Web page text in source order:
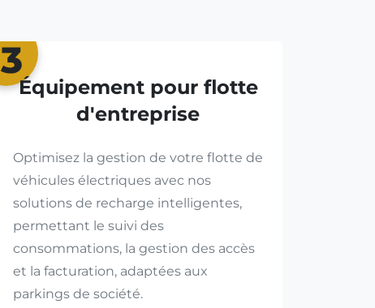
3
Équipement pour flotte
d'entreprise
Optimisez la gestion de votre flotte de
véhicules électriques avec nos
solutions de recharge intelligentes,
permettant le suivi des
consommations, la gestion des accès
et la facturation, adaptées aux
parkings de société.